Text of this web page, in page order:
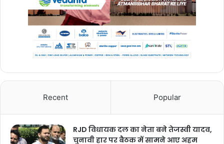
indian cricket team t20
indian football team mpl apk
mpl app mpl download mpl game
mpl live mpl login mpl pro
Recent Popular
RJD विधायक दल का नेता बने तेजस्वी यादव,
चुनावी हार पर बैठक में सामने आए अहम